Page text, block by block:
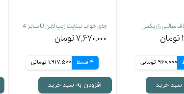
سالنی زاریکس
960,000 تومانی
سبد خرید
جای خواب نیناپت زیپ لاین U سایز 4
۷,۶۷۰,۰۰۰ تومان
4 قسط 1,917,500 تومانی
افزودن به سبد خرید